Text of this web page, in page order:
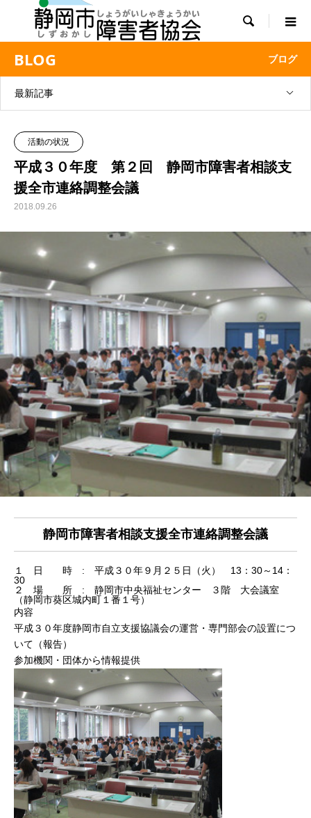

BLOG ブログ
最新記事
活動の状況
平成３０年度 第２回 静岡市障害者相談支
援全市連絡調整会議
2018.09.26
静岡市障害者相談支援全市連絡調整会議
１ 日 時 : 平成３０年９月２５日（火） 13：30～14：
30
２ 場 所 : 静岡市中央福祉センター ３階 大会議室
（静岡市葵区城内町１番１号）
内容
平成３０年度静岡市自立支援協議会の運営・専門部会の設置につ
いて（報告）
参加機関・団体から情報提供